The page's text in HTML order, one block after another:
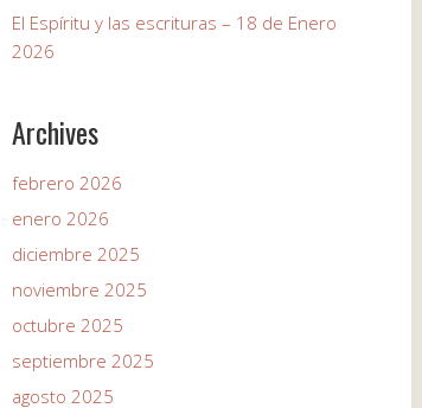
El Espíritu y las escrituras – 18 de Enero
2026
Archives
febrero 2026
enero 2026
diciembre 2025
noviembre 2025
octubre 2025
septiembre 2025
agosto 2025